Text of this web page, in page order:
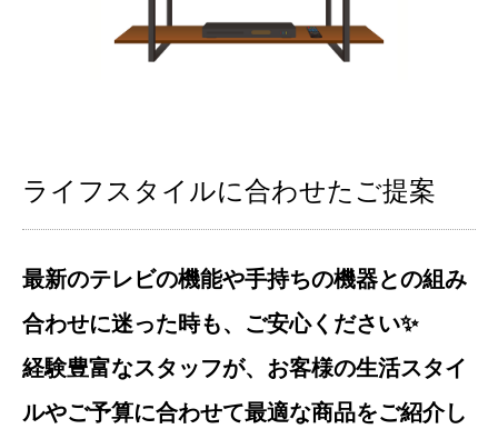
ライフスタイルに合わせたご提案
最新のテレビの機能や手持ちの機器との組み
合わせに迷った時も、ご安心ください✨
経験豊富なスタッフが、お客様の生活スタイ
ルやご予算に合わせて最適な商品をご紹介し